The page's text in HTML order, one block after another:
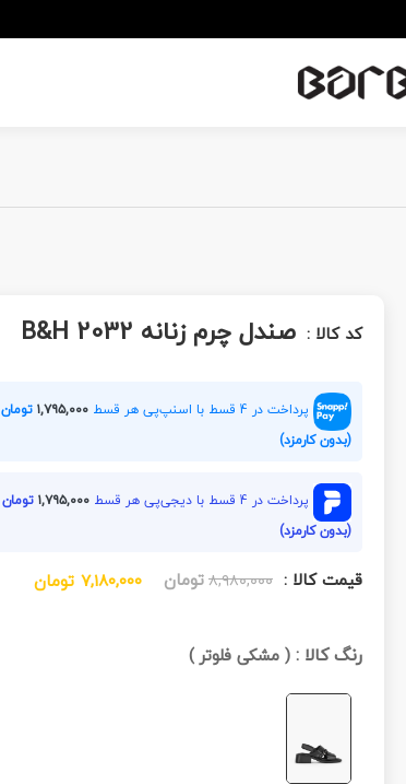
کد کالا : صندل چرم زنانه B&H 2032
پرداخت در 4 قسط با اسنپ‌پی هر قسط ۱,۷۹۵,۰۰۰تومان
(بدون کارمزد)
پرداخت در 4 قسط با دیجی‌پی هر قسط ۱,۷۹۵,۰۰۰تومان
(بدون کارمزد)
قیمت کالا : ۸,۹۸۰,۰۰۰تومان ۷,۱۸۰,۰۰۰ تومان
رنگ کالا :(مشکی فلوتر )